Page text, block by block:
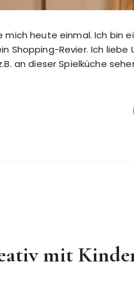
mich heute einmal. Ich bin
Shopping-Revier. Ich
an dieser Spielküche
mit